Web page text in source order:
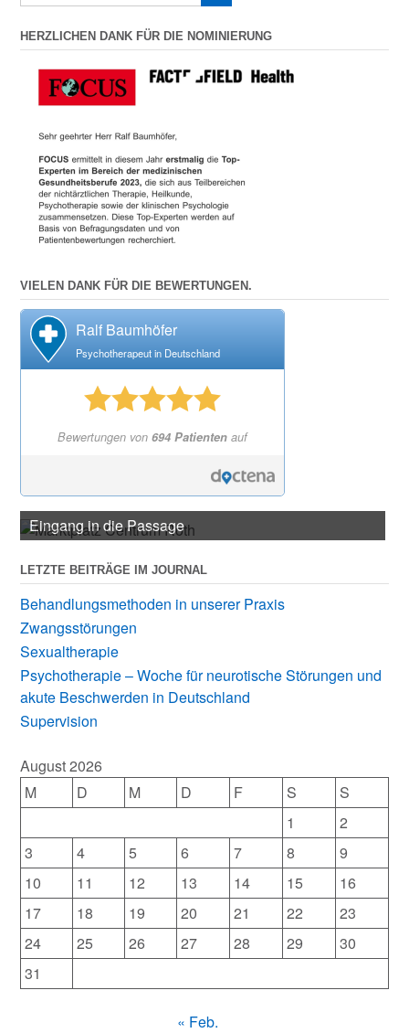
HERZLICHEN DANK FÜR DIE NOMINIERUNG
VIELEN DANK FÜR DIE BEWERTUNGEN.
Ralf Baumhöfer
Psychotherapeut in Deutschland
Bewertungen von 694 Patienten auf
Eingang in die Passage
Behandlungsraum 2
LETZTE BEITRÄGE IM JOURNAL
Behandlungsmethoden in unserer Praxis
Zwangsstörungen
Sexualtherapie
Psychotherapie – Woche für neurotische Störungen und
akute Beschwerden in Deutschland
Supervision
August 2026
M
D M D F S
S
1
2
3
4 5 6 7 8
9
10
11 12 13 14 15
16
17
18 19 20 21 22
23
24
25 26 27 28 29
30
31
« Feb.